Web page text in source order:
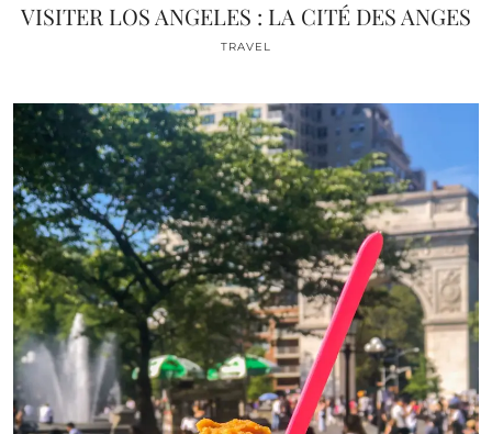
VISITER LOS ANGELES : LA CITÉ DES ANGES
TRAVEL